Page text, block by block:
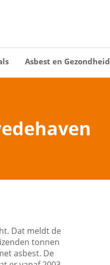
Asbest en Gezondheid
Dat meldt de
tonnen
asbest. De